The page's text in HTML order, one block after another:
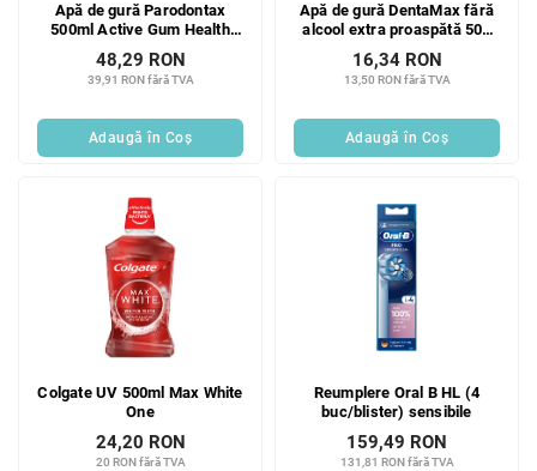
Apă de gură Parodontax
500ml Active Gum Health
Extra Fresh Bucăți
39,91 RON fără TVA
48,29 RON
Adaugă în Coş
Apă de gură DentaMax fără
alcool extra proaspătă 500
ml
13,50 RON fără TVA
16,34 RON
Adaugă în Coş
Colgate UV 500ml Max White
One
20 RON fără TVA
24,20 RON
Reumplere Oral B HL (4
buc/blister) sensibile
131,81 RON fără TVA
159,49 RON